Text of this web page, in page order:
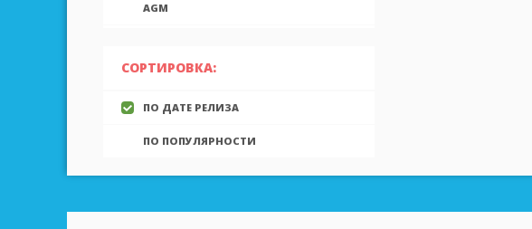
AGM
AIGO
AINOL
AIRON
ALCATEL
ALLVIEW
СОРТИРОВКА:
ПО ДАТЕ РЕЛИЗА
ПО ПОПУЛЯРНОСТИ